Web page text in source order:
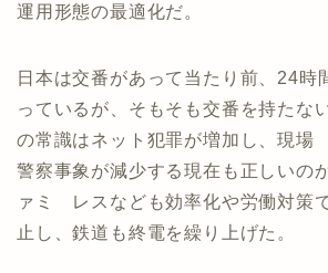
運用形態の最適化だ。
日本は交番があって当たり前、24時
っているが、そもそも交番を持たな
の常識はネット犯罪が増加し、現
警察事象が減少する現在も正しいの
ァミ レスなども効率化や労働対策
止し、鉄道も終電を繰り上げた。